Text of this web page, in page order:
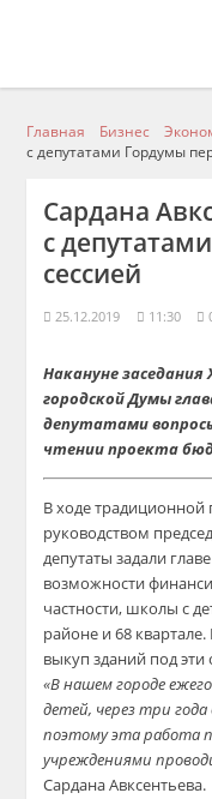
Главная Бизнес
с депутатами Гордумы
Сардана
с
сессией
25.12.2019 11:30
Накануне заседания
городской Думы
депутатами
чтении проекта
В ходе традиционной
руководством
депутаты задали
возможности
частности, школы с
районе и 68
выкуп зданий под
«В нашем городе
детей, через три
поэтому эта работа
учреждениями
Сардана Авксентьева.